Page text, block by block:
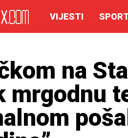
VIJESTI
na
mrgodnu